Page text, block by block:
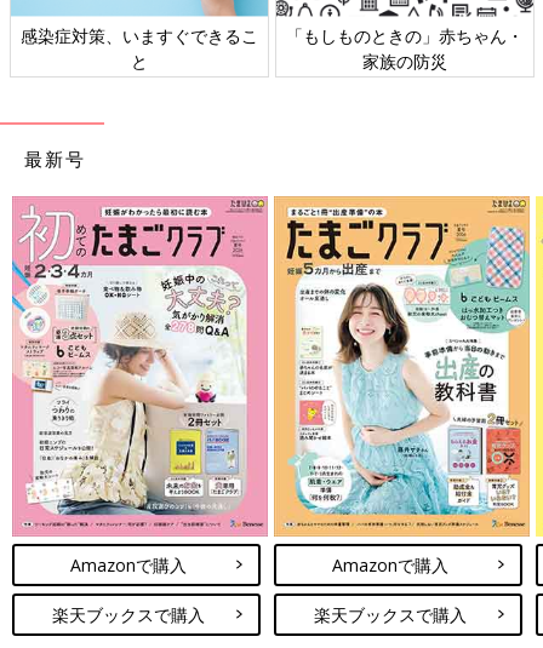
感染症対策、いますぐできるこ
と
「もしものときの」赤ちゃん・
家族の防災
最新号
Amazonで購入
楽天ブックスで購入
Amazonで購入
楽天ブックスで購入